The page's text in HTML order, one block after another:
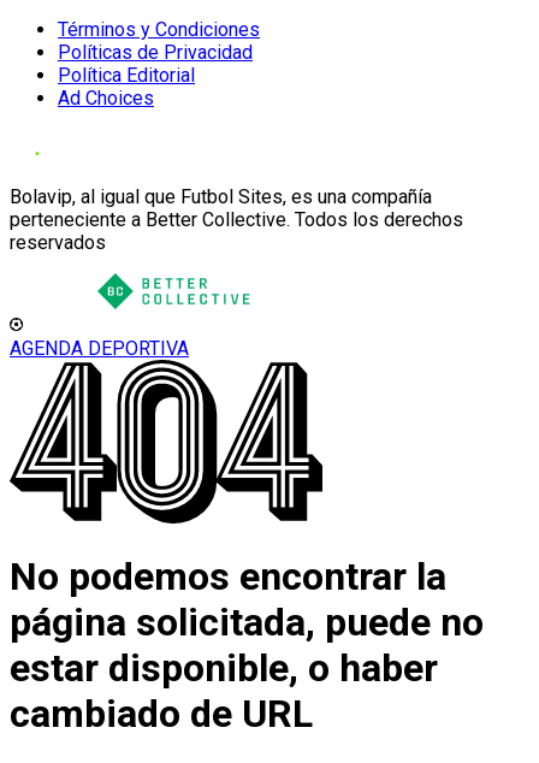
Términos y Condiciones
Políticas de Privacidad
Política Editorial
Ad Choices
Bolavip, al igual que Futbol Sites, es una compañía
perteneciente a Better Collective. Todos los derechos
reservados
AGENDA DEPORTIVA
No podemos encontrar la
página solicitada, puede no
estar disponible, o haber
cambiado de URL